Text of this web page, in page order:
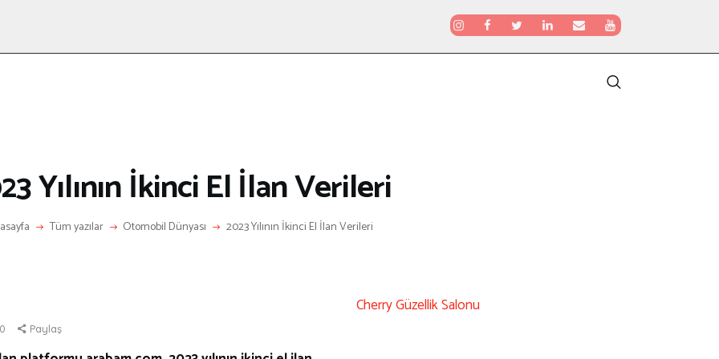
Yılının İkinci El İlan Verileri
Tüm yazılar Otomobil Dünyası 2023 Yılının İkinci El İlan Verileri
0 Paylaş
Cherry Güzellik Salonu